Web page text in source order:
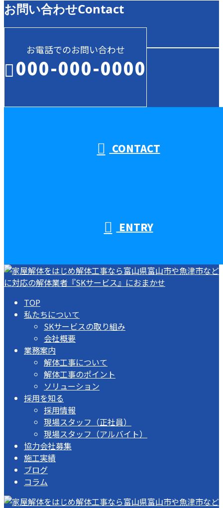
お問い合わせContact
お電話でのお問い合わせ
000-000-0000
CONTACT
ENTRY
TOP
私たちについて
SKサービスの取り組み
会社概要
業務案内
解体工事について
解体工事のポイント
ソリューション
採用を知る
採用情報
現場スタッフ（正社員）
現場スタッフ（アルバイト）
協力会社募集
施工実績
ブログ
コラム